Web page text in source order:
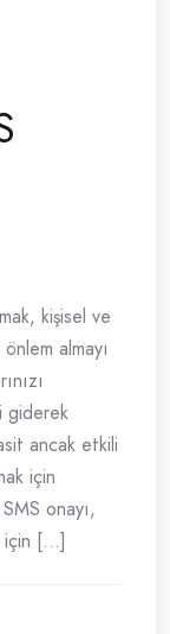
kişisel ve
almayı
giderek
ancak etkili
için
onayı,
için [...]